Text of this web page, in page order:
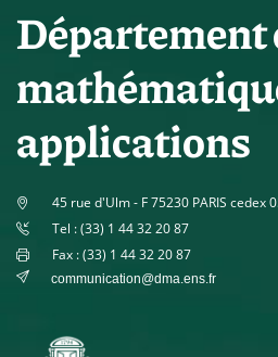
Département
applications
45 rue d'Ulm - F 75230 PARIS cedex
Tel : (33) 1 44 32 20 87
Fax : (33) 1 44 32 20 87
communication@dma.ens.fr